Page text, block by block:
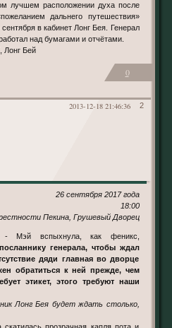
лучшем расположении духа после
дальнего путешествия»
в кабинет Лонг Бея. Генерал
над бумагами и отчётами.
Лонг Бей
0
2
2013-12-18 21:46:36
26 сентября 2017 года
18:00
Пекина, Грушевый Дворец
- Мэй вспыхнула, как феникс,
генерала, чтобы ждал
дяди главная во дворце
обратиться к ней прежде, чем
этикет, этого требуют наши
Лонг Бея будет ждать столько,